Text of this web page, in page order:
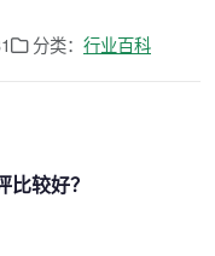
分类： 行业百科
较好？